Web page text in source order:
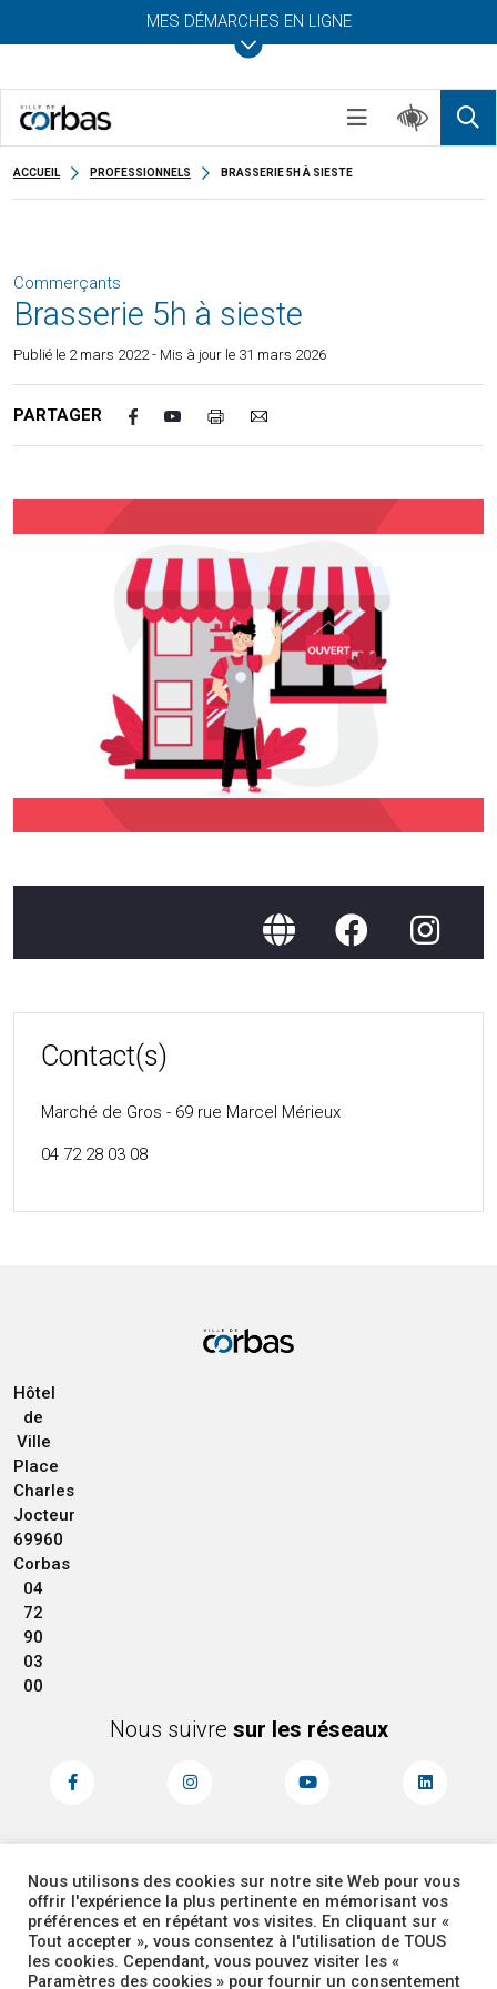
MES DÉMARCHES EN LIGNE
ACCUEIL PROFESSIONNELS BRASSERIE 5H À SIESTE
Commerçants
Brasserie 5h à sieste
Publié le 2 mars 2022- Mis à jour le 31 mars 2026
PARTAGER
Contact(s)
Marché de Gros - 69 rue Marcel Mérieux
04 72 28 03 08
Hôtel
de
Ville
Place
Charles
Jocteur
69960
Corbas
04
72
90
03
00
Nous suivre sur les réseaux
MENTIONS LÉGALES
PLAN DU SITE
ACCESSIBILITÉ
ADMINISTRATEUR
COOKIES
Nous utilisons des cookies sur notre site Web pour vous
offrir l'expérience la plus pertinente en mémorisant vos
préférences et en répétant vos visites. En cliquant sur «
Tout accepter », vous consentez à l'utilisation de TOUS
les cookies. Cependant, vous pouvez visiter les «
Paramètres des cookies » pour fournir un consentement